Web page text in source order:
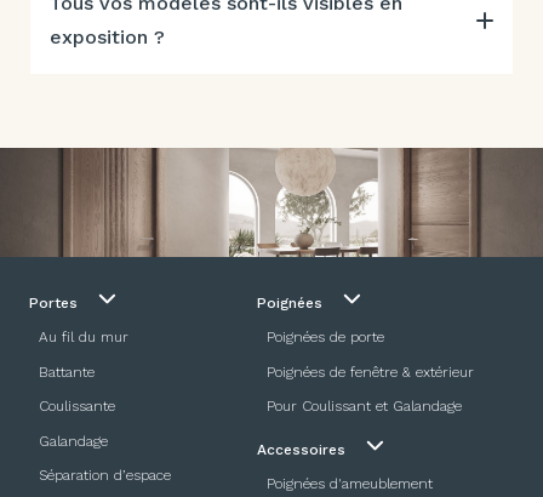
exposition ?
Portes
Au fil du mur
Battante
Coulissante
Galandage
Séparation d’espace
Poignées
Poignées de porte
Poignées de fenêtre & extérieur
Pour Coulissant et Galandage
Accessoires
Poignées d'ameublement